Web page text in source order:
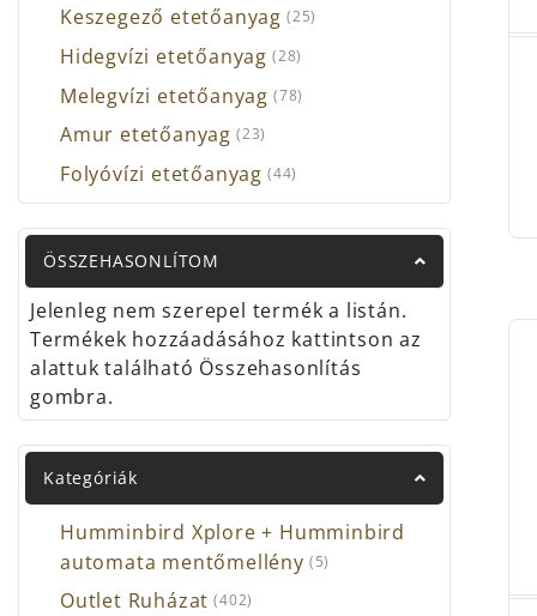
Keszegező etetőanyag (25)
Hidegvízi etetőanyag (28)
Melegvízi etetőanyag (78)
Amur etetőanyag (23)
Folyóvízi etetőanyag (44)
ÖSSZEHASONLÍTOM
Jelenleg nem szerepel termék a listán.
Termékek hozzáadásához kattintson az
alattuk található Összehasonlítás
gombra.
Kategóriák
Humminbird Xplore + Humminbird
automata mentőmellény (5)
Outlet Ruházat (402)
a
a